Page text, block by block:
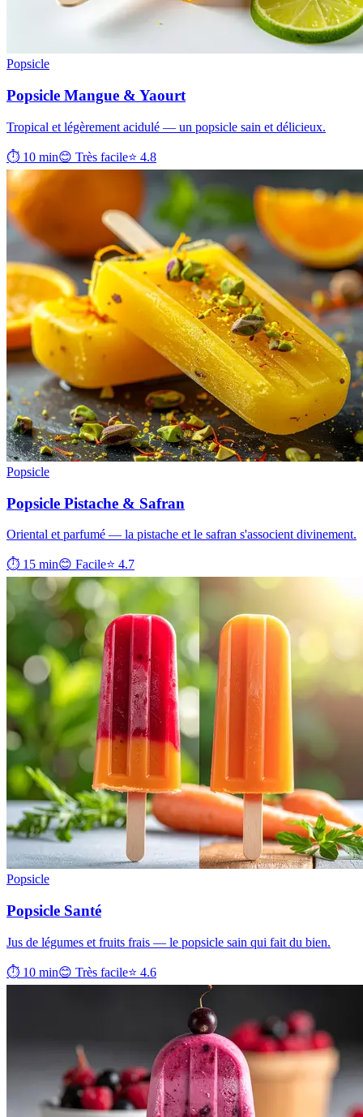
Popsicle
Popsicle Mangue & Yaourt
Tropical et légèrement acidulé — un popsicle sain et délicieux.
⏱ 10 min😊 Très facile⭐ 4.8
Popsicle
Popsicle Pistache & Safran
Oriental et parfumé — la pistache et le safran s'associent divinement.
⏱ 15 min😊 Facile⭐ 4.7
Popsicle
Popsicle Santé
Jus de légumes et fruits frais — le popsicle sain qui fait du bien.
⏱ 10 min😊 Très facile⭐ 4.6